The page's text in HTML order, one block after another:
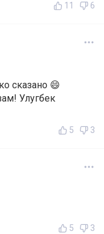
11 6
сказано 😄
Улугбек
5 3
5 3